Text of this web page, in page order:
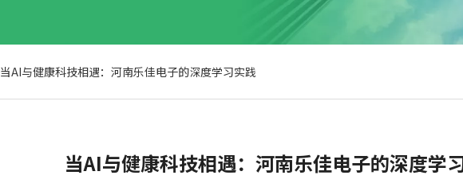
当AI与健康科技相遇：河南乐佳电子的深度学习实践
当AI与健康科技相遇：河南乐佳电子的深度学